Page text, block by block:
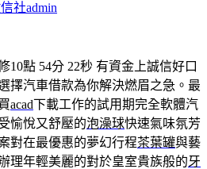
社admin
10點 54分 22秒 有資金上誠信好口
擇汽車借款為你解決燃眉之急。最
acad下載工作的試用期完全軟體汽
愉悅又舒壓的泡澡球快速氣味氛芳
對在最優惠的夢幻行程茶葉罐與藝
理年輕美麗的對於皇室貴族般的牙